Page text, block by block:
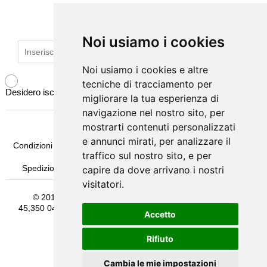
Noi usiamo i cookies
Noi usiamo i cookies e altre
tecniche di tracciamento per
migliorare la tua esperienza di
navigazione nel nostro sito, per
mostrarti contenuti personalizzati
e annunci mirati, per analizzare il
traffico sul nostro sito, e per
capire da dove arrivano i nostri
visitatori.
Accetto
Rifiuto
Cambia le mie impostazioni
Noi usiamo i cookies
Noi usiamo i cookies e altre
tecniche di tracciamento per
migliorare la tua esperienza di
navigazione nel nostro sito, per
mostrarti contenuti personalizzati
e annunci mirati, per analizzare il
traffico sul nostro sito, e per
capire da dove arrivano i nostri
visitatori.
Accetto
Rifiuto
Cambia le mie impostazioni
BAGNI
SCALE
PAVIMENTI
DISEGNI SU MISURA
NOLEGGIO
Desidero iscrivermi alla newsletter
Condizioni Generali di Vendita Pagamenti Come Ordinare
Spedizione & Imballaggio Garanzia Termini e Privacy
© 2016
45,350 04011 Aprilia (Latina) Email: info@michelessi.it Tel.:
069275383 P.I.: 00554990598
Terms and Privacy